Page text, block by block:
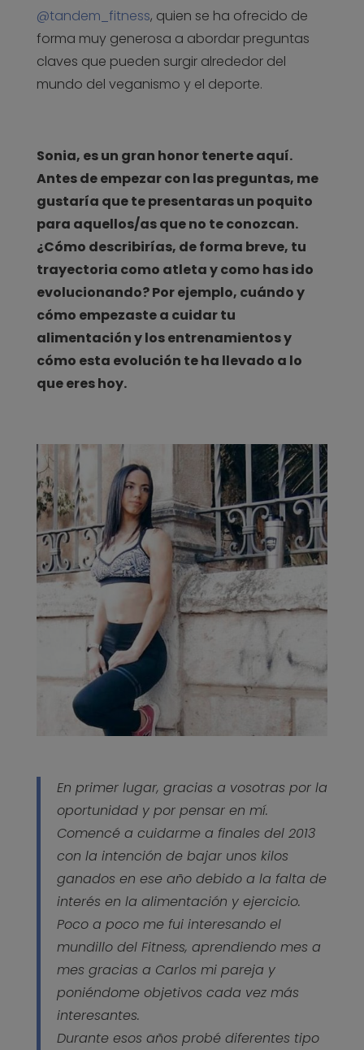
@tandem_fitness, quien se ha ofrecido de
forma muy generosa a abordar preguntas
claves que pueden surgir alrededor del
mundo del veganismo y el deporte.
Sonia, es un gran honor tenerte aquí.
Antes de empezar con las preguntas, me
gustaría que te presentaras un poquito
para aquellos/as que no te conozcan.
¿Cómo describirías, de forma breve, tu
trayectoria como atleta y como has ido
evolucionando? Por ejemplo, cuándo y
cómo empezaste a cuidar tu
alimentación y los entrenamientos y
cómo esta evolución te ha llevado a lo
que eres hoy.
En primer lugar, gracias a vosotras por la
oportunidad y por pensar en mí.
Comencé a cuidarme a finales del 2013
con la intención de bajar unos kilos
ganados en ese año debido a la falta de
interés en la alimentación y ejercicio.
Poco a poco me fui interesando el
mundillo del Fitness, aprendiendo mes a
mes gracias a Carlos mi pareja y
poniéndome objetivos cada vez más
interesantes.
Durante esos años probé diferentes tipo